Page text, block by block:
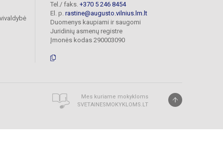
Tel./ faks. +370 5 246 8454
El. p. rastine@augusto.vilnius.lm.lt
Duomenys kaupiami ir saugomi
Juridinių asmenų registre
Įmonės kodas 290003090
Mes kuriame mokykloms
SVETAINESMOKYKLOMS.LT